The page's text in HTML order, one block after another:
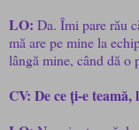
LO: Da. Îmi pare rău
mă are pe mine la
lângă mine, când dă o
CV: De ce ți-e teamă,